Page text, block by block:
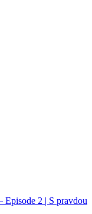
2 | S pravdou